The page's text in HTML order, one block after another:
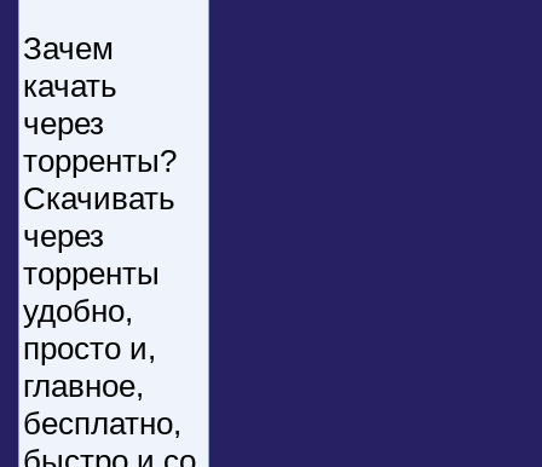
Зачем
качать
через
торренты?
Скачивать
через
торренты
удобно,
просто и,
главное,
бесплатно,